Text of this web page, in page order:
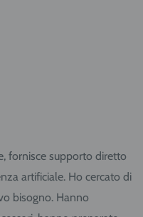
fornisce supporto diretto
artificiale. Ho cercato di
bisogno. Hanno